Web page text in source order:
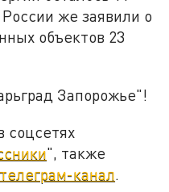
же заявили о
объектов 23
Запорожье"!
соцсетях
", также
телеграм-канал